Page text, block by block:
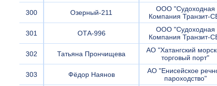
300 Озерный-211
ООО "Судоходная
Компания Транзит-
301 ОТА-996
ООО "Судоходная
Компания Транзит-
302 Татьяна Прончищева
АО "Хатангский
торговый порт"
303 Фёдор Наянов
АО "Енисейское
пароходство"